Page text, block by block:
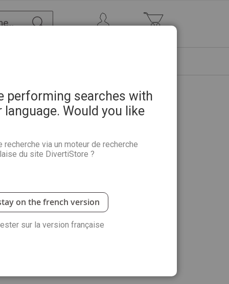
performing searches with
Would you like
via un moteur de recherche
du site DivertiStore ?
on the french version
sur la version française